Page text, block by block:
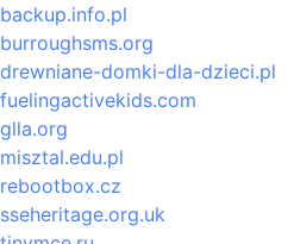
backup.info.pl
burroughsms.org
drewniane-domki-dla-dzieci.pl
fuelingactivekids.com
glla.org
misztal.edu.pl
rebootbox.cz
sseheritage.org.uk